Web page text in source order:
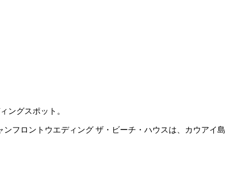
ングスポット。
フロントウエディング ザ・ビーチ・ハウスは、カウアイ